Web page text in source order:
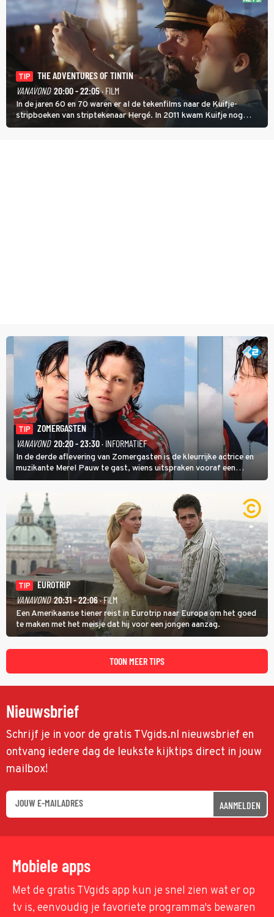
TIP
THE ADVENTURES OF TINTIN
VANAVOND 20:00 - 22:05· FILM
In de jaren 60 en 70 waren er al de tekenfilms naar de Kuifje-
stripboeken van striptekenaar Hergé. In 2011 kwam Kuifje nog
meer tot leven in The Adventures of Tintin van Steven Spielberg.
TIP
ZOMERGASTEN
VANAVOND 20:20 - 23:30· INFORMATIEF
In de derde aflevering van Zomergasten is de kleurrijke actrice en
muzikante Merel Pauw te gast, wiens uitspraken vooraf een
boeiende avond beloven: 'Mijn ideale televisieavond is zoals mijn
identiteit: grenzeloos, absurd en vol angsten'.
TIP
EUROTRIP
VANAVOND 20:31 - 22:06· FILM
Een Amerikaanse tiener reist in Eurotrip naar Europa om het goed
te maken met het meisje dat hij voor een jongen aanzag.
TOON MEER TIPS
Nieuwsbrief
Schrijf je in voor de gratis TVgids.nl nieuwsbrief en
ontvang iedere dag de leukste kijktips direct in jouw
mailbox!
AANMELDEN
Mobiele apps
Met de gratis TVgids app kun je snel zien wat er op
tv is, eenvoudig je favoriete programma's bewaren